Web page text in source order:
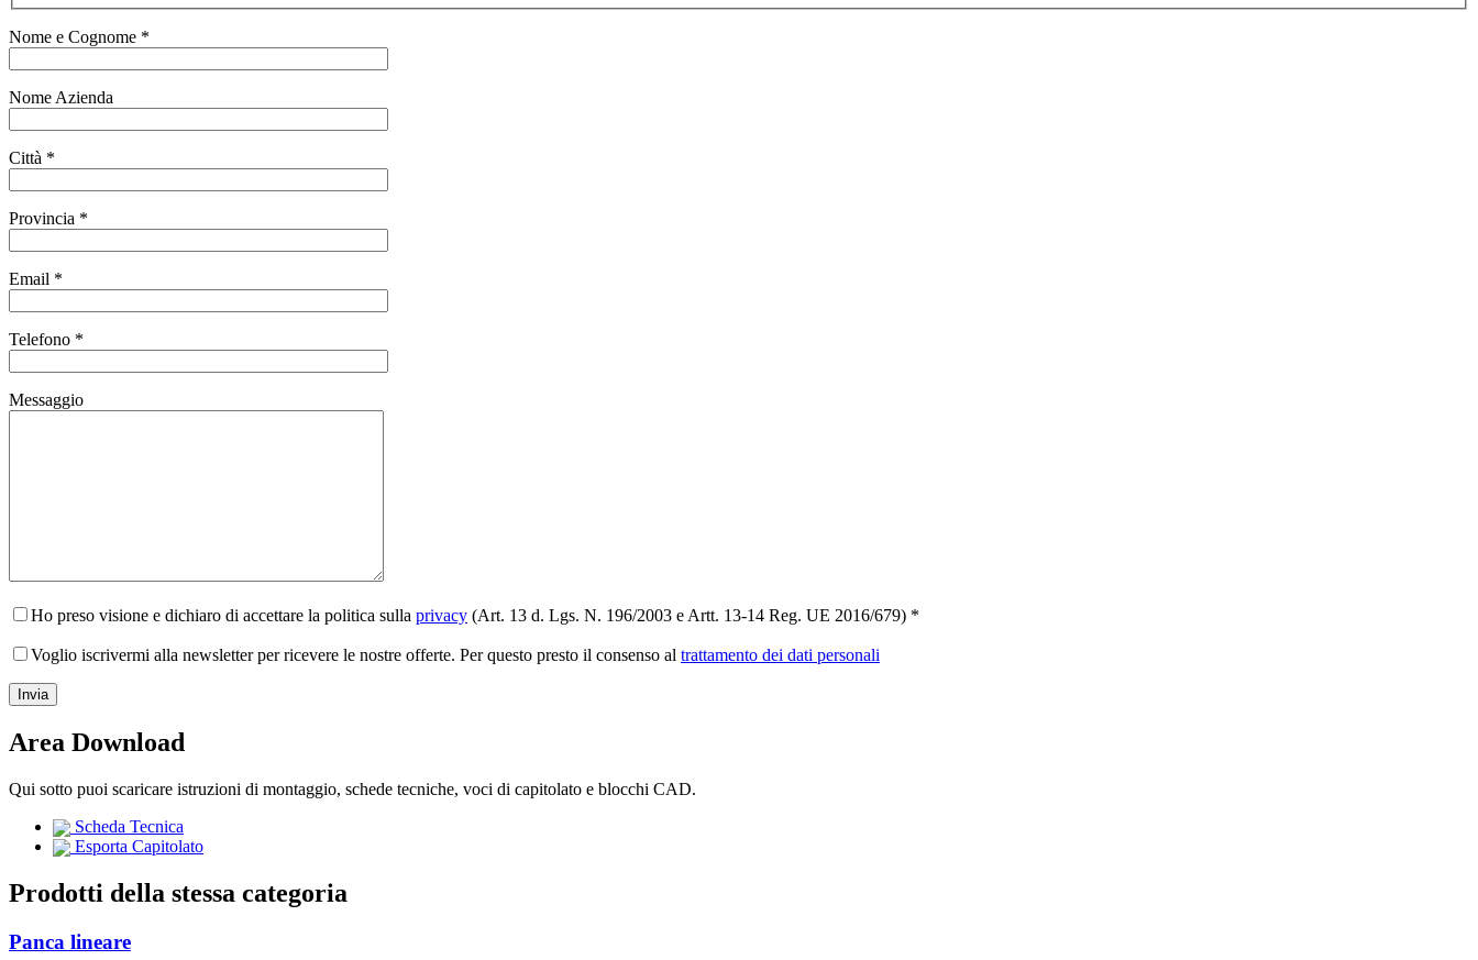
Nome e Cognome *
Nome Azienda
Città *
Provincia *
Email *
Telefono *
Messaggio
Ho preso visione e dichiaro di accettare la politica sulla privacy (Art. 13 d. Lgs. N. 196/2003 e Artt. 13-14 Reg. UE 2016/679) *
Voglio iscrivermi alla newsletter per ricevere le nostre offerte. Per questo presto il consenso al trattamento dei dati personali
Area Download
Qui sotto puoi scaricare istruzioni di montaggio, schede tecniche, voci di capitolato e blocchi CAD.
Scheda Tecnica
Esporta Capitolato
Prodotti della stessa categoria
Panca lineare